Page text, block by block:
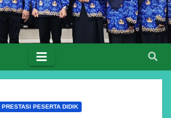
PRESTASI PESERTA DIDIK